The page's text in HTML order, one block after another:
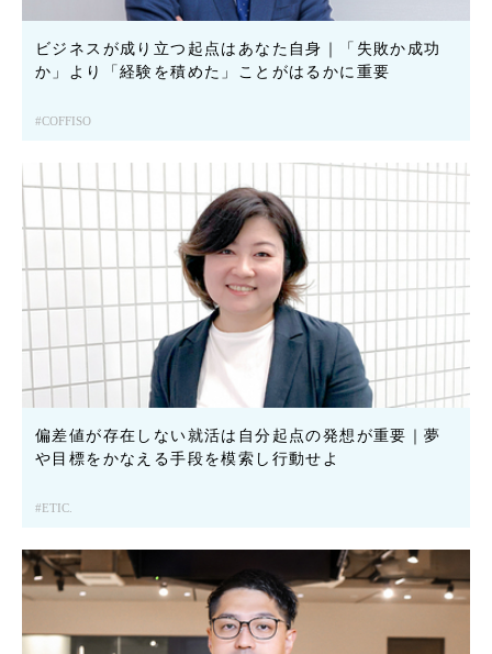
ビジネスが成り立つ起点はあなた自身｜「失敗か成功
か」より「経験を積めた」ことがはるかに重要
COFFISO
偏差値が存在しない就活は自分起点の発想が重要｜夢
や目標をかなえる手段を模索し行動せよ
ETIC.